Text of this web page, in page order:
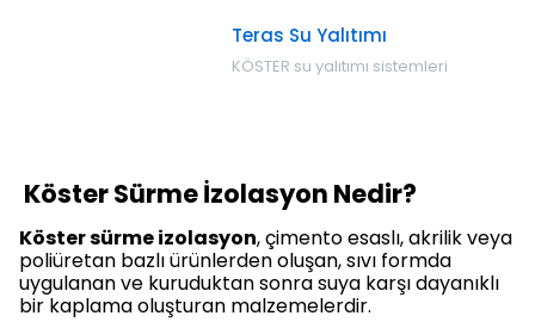
Teras Su Yalıtımı
KÖSTER su yalıtımı sistemleri
Köster Sürme İzolasyon Nedir?
Köster sürme izolasyon, çimento esaslı, akrilik veya
poliüretan bazlı ürünlerden oluşan, sıvı formda
uygulanan ve kuruduktan sonra suya karşı dayanıklı
bir kaplama oluşturan malzemelerdir.